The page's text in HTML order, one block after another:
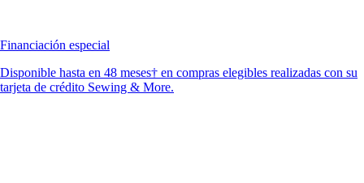
Financiación especial
Disponible hasta en 48 meses† en compras elegibles realizadas con su
tarjeta de crédito Sewing & More.